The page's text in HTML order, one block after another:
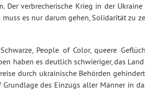
Der verbrecherische Krieg in der
es nur darum gehen, Solidarität zu
People of Color, queere
haben es deutlich schwieriger, das
durch ukrainische Behörden
des Einzugs aller Männer in